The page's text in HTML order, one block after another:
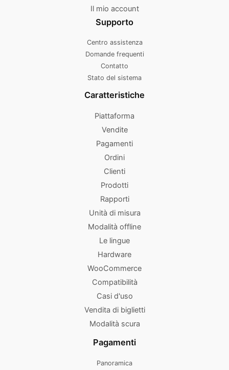
Il mio account
Supporto
Centro assistenza
Domande frequenti
Contatto
Stato del sistema
Caratteristiche
Piattaforma
Vendite
Pagamenti
Ordini
Clienti
Prodotti
Rapporti
Unità di misura
Modalità offline
Le lingue
Hardware
WooCommerce
Compatibilità
Casi d'uso
Vendita di biglietti
Modalità scura
Pagamenti
Panoramica